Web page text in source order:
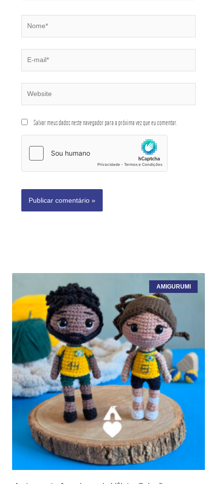
Salvar meus dados neste navegador para a próxima vez que eu comentar.
AMIGURUMI